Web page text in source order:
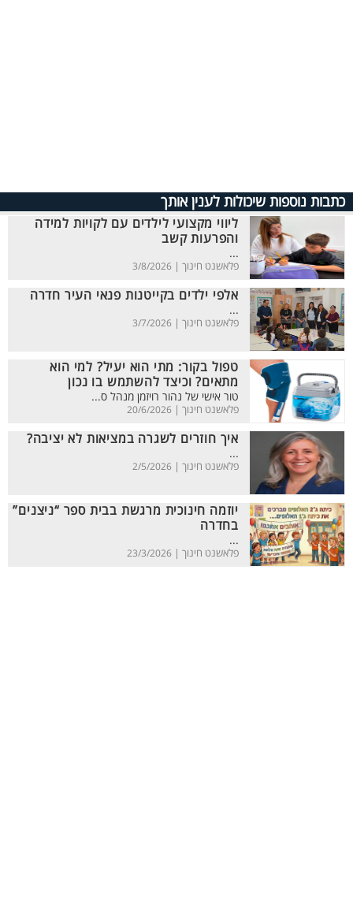
כתבות נוספות שיכולות לענין אותך
ליווי מקצועי לילדים עם לקויות למידה
והפרעות קשב
...
פלאשנט חינוך | 3/8/2026
אלפי ילדים בקייטנות פנאי העיר חדרה
...
פלאשנט חינוך | 3/7/2026
טפול בקור: מתי הוא יעיל? למי הוא
מתאים? וכיצד להשתמש בו נכון
טור אישי של נהור רויזמן מנהל ס...
פלאשנט חינוך | 20/6/2026
איך חוזרים לשגרה במציאות לא יציבה?
...
פלאשנט חינוך | 2/5/2026
יוזמה חינוכית מרגשת בבית ספר “ניצנים”
בחדרה
...
פלאשנט חינוך | 23/3/2026